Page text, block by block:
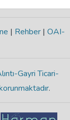
| Rehber | OAI-
Gayri Ticari-
.